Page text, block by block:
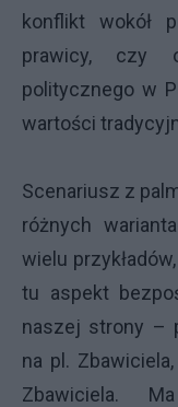
konflikt wokół
prawicy, czy
politycznego w
wartości
Scenariusz z
różnych
wielu
tu aspekt
naszej strony –
na pl.
Zbawiciela.